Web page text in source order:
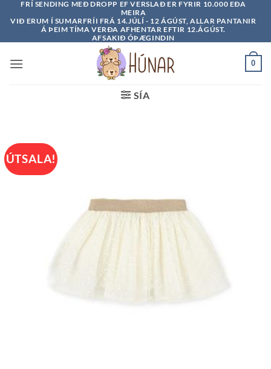
FRÍ SENDING MEÐ DROPP EF VERSLAÐ ER FYRIR 10.000 EÐA
MEIRA
VIÐ ERUM Í SUMARFRÍI FRÁ 14.JÚLÍ - 12 ÁGÚST, ALLAR PANTANIR
Á ÞEIM TÍMA VERÐA AFHENTAR EFTIR 12.ÁGÚST.
AFSAKIÐ ÓÞÆGINDIN
0
SÍA
ÚTSALA!